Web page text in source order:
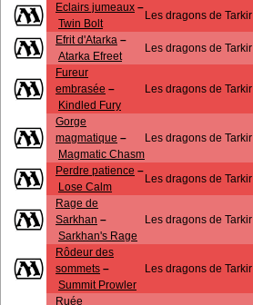
Eclairs jumeaux –
Twin Bolt
Les dragons de Tarkir
Efrit d'Atarka –
Atarka Efreet
Les dragons de Tarkir
Fureur
embrasée –
Kindled Fury
Les dragons de Tarkir
Gorge
magmatique –
Magmatic Chasm
Les dragons de Tarkir
Perdre patience –
Lose Calm
Les dragons de Tarkir
Rage de
Sarkhan –
Sarkhan's Rage
Les dragons de Tarkir
Rôdeur des
sommets –
Summit Prowler
Les dragons de Tarkir
Ruée